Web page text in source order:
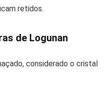
retidos.
de Logunan